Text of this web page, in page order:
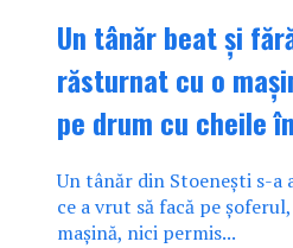
Un tânăr beat și
răsturnat cu o
pe drum cu cheile
Un tânăr din Stoenești s-a
ce a vrut să facă pe
mașină, nici permis...